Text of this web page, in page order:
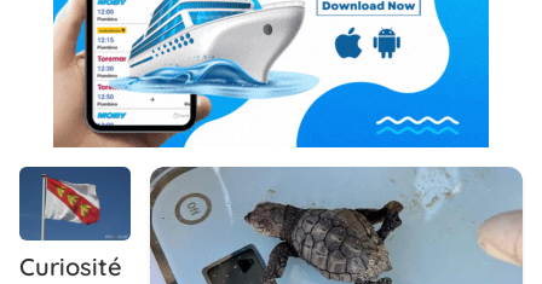
Curiosité